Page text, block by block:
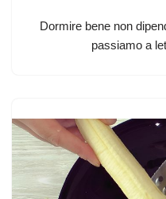
Dormire bene non
passiamo a